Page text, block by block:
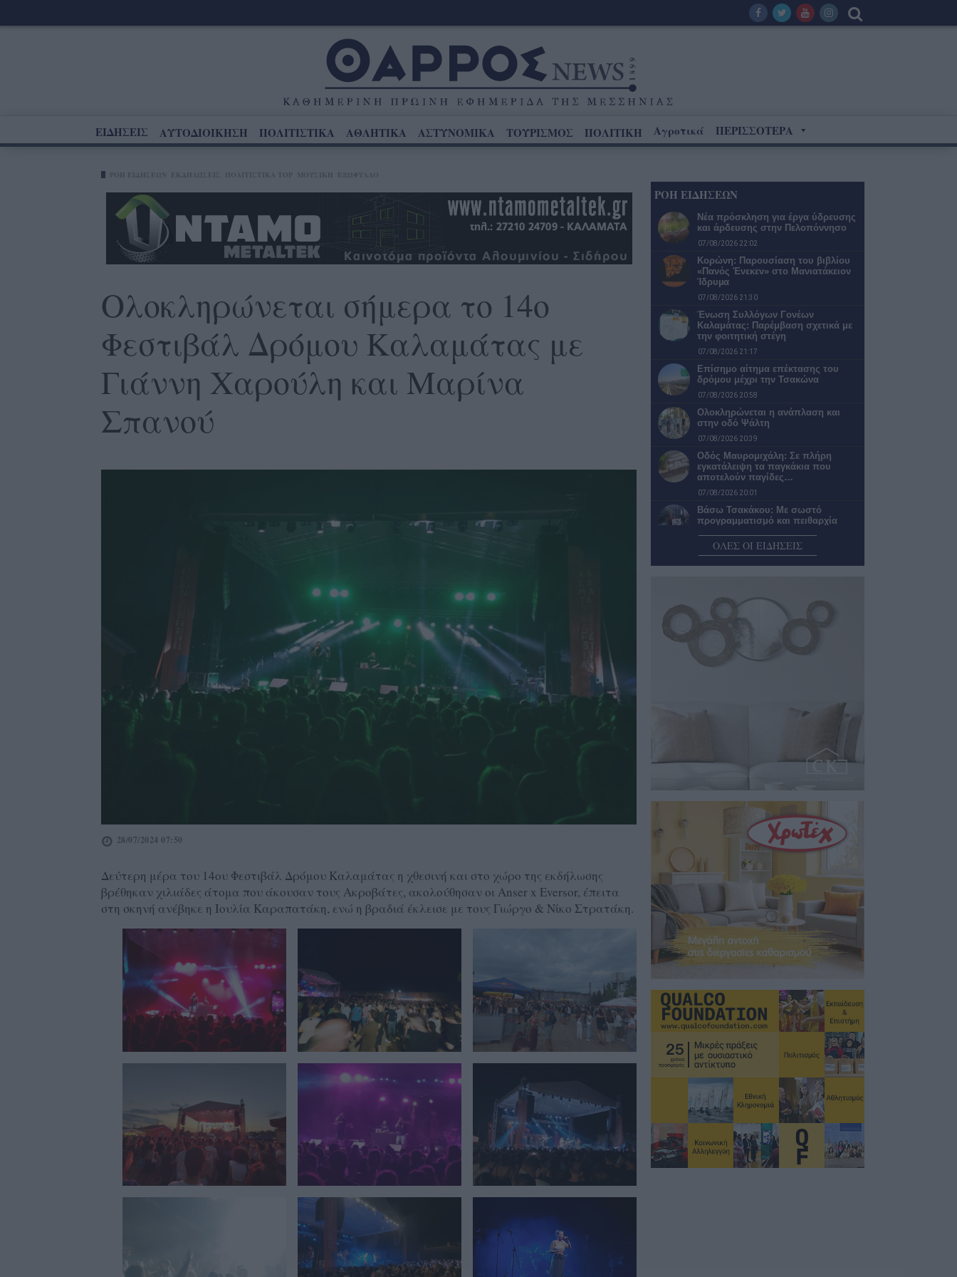
ΕΙΔΗΣΕΙΣ ΑΥΤΟΔΙΟΙΚΗΣΗ ΠΟΛΙΤΙΣΤΙΚΑ ΑΘΛΗΤΙΚΑ ΑΣΤΥΝΟΜΙΚΑ ΤΟΥΡΙΣΜΟΣ ΠΟΛΙΤΙΚΗ Αγροτικά ΠΕΡΙΣΣΟΤΕΡΑ
Ολοκληρώνεται σήμερα το 14ο
Φεστιβάλ Δρόμου Καλαμάτας με
Γιάννη Χαρούλη και Μαρίνα
Σπανού
28/07/2024 07:50
Δεύτερη μέρα του 14ου Φεστιβάλ Δρόμου Καλαμάτας η χθεσινή και στο χώρο της εκδήλωσης
βρέθηκαν χιλιάδες άτομα που άκουσαν τους Ακροβάτες, ακολούθησαν οι Anser x Eversor, έπειτα
στη σκηνή ανέβηκε η Ιουλία Καραπατάκη, ενώ η βραδιά έκλεισε με τους Γιώργο & Νίκο Στρατάκη.
ΡΟΗ ΕΙΔΗΣΕΩΝ
Νέα πρόσκληση για έργα ύδρευσης
και άρδευσης στην Πελοπόννησο
07/08/2026 22:02
Κορώνη: Παρουσίαση του βιβλίου
«Πανός Ένεκεν» στο Μανιατάκειον
Ίδρυµα
07/08/2026 21:30
Ένωση Συλλόγων Γονέων
Καλαμάτας: Παρέμβαση σχετικά με
την φοιτητική στέγη
07/08/2026 21:17
Επίσημο αίτημα επέκτασης του
δρόμου μέχρι την Τσακώνα
07/08/2026 20:58
Ολοκληρώνεται η ανάπλαση και
στην οδό Ψάλτη
07/08/2026 20:39
Οδός Μαυρομιχάλη: Σε πλήρη
εγκατάλειψη τα παγκάκια που
αποτελούν παγίδες…
07/08/2026 20:01
Βάσω Τσακάκου: Με σωστό
προγραμματισμό και πειθαρχία
07/08/2026 19:00
Καλαμάτα: Απαράδεκτη η εικόνα σε
07/08/2026 18:25
Λύσεις για προβλήματα ύδρευσης –
αποχέτευσης ανήγγειλε η πρόεδρος
07/08/2026 18:01
ΟΛΕΣ ΟΙ ΕΙΔΗΣΕΙΣ